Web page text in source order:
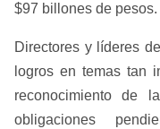
$97 billones de pesos.
Directores y líderes
logros en temas tan
reconocimiento de
obligaciones